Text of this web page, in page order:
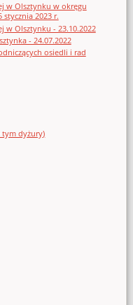
w Olsztynku w okręgu
2023 r.
w Olsztynku - 23.10.2022
- 24.07.2022
osiedli i rad
tym dyżury)